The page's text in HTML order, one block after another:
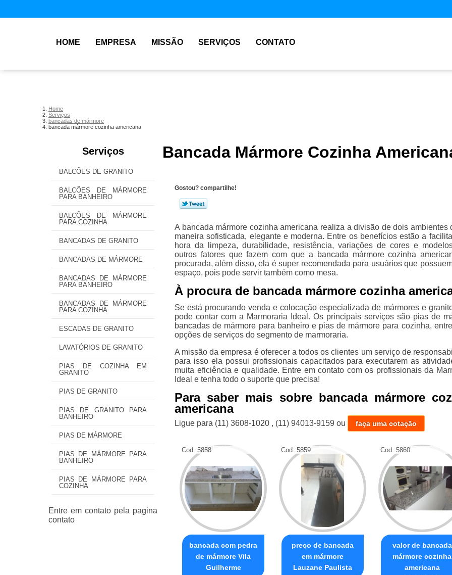
HOME EMPRESA MISSÃO SERVIÇOS CONTATO
Home
Serviços
bancadas de mármore
bancada mármore cozinha americana
Serviços
BALCÕES DE GRANITO
BALCÕES DE MÁRMORE
PARA BANHEIRO
BALCÕES DE MÁRMORE
PARA COZINHA
BANCADAS DE GRANITO
BANCADAS DE MÁRMORE
BANCADAS DE MÁRMORE
PARA BANHEIRO
BANCADAS DE MÁRMORE
PARA COZINHA
ESCADAS DE GRANITO
LAVATÓRIOS DE GRANITO
PIAS DE COZINHA EM
GRANITO
PIAS DE GRANITO
PIAS DE GRANITO PARA
BANHEIRO
PIAS DE MÁRMORE
PIAS DE MÁRMORE PARA
BANHEIRO
PIAS DE MÁRMORE PARA
COZINHA
Bancada Mármore Cozinha
Gostou? compartilhe!
A bancada mármore cozinha americana realiza a divisão de dois ambientes
maneira sofisticada, elegante e moderna. Entre os benefícios estão a
hora da limpeza, durabilidade, resistência, variações de cores e
outros fatores que fazem com que a bancada mármore cozinha
procurada, além disso, ela é super recomendada para usuários que
espaço, pois pode servir também como mesa.
À procura de bancada mármore cozinha
Se está procurando venda e colocação especializada de mármores e
pode contar com a Marmoraria Ideal. Os principais serviços são pias de
bancadas de mármore para banheiro e pias de mármore para cozinha,
opções de serviços do segmento de marmoraria.
A missão da empresa é oferecer a todos os clientes um serviço de
para isso ela possui profissionais capacitados para executarem as
muita eficiência e qualidade. Entre em contato com os profissionais da
Ideal e tenha todo o suporte que precisa!
Para saber mais sobre bancada mármore
americana
Ligue para (11) 3608-1020 , (11) 94013-9159 ou faça uma cotação
Cod.:5858
bancada com pedra
de mármore Vila
Guilherme
Cod.:5859
preço de bancada
em mármore
Lauzane Paulista
Cod.:5860
valor de bancada
mármore cozinha
americana